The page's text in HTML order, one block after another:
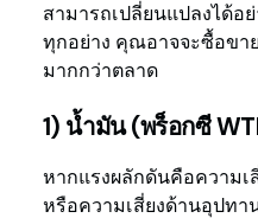
สามารถเปลี่ยนแปลงได้อ
ทุกอย่าง คุณอาจจะซื้อขา
มากกว่าตลาด
1) น้ำมัน (พร็อกซี
หากแรงผลักดันคือความเ
หรือความเสี่ยงด้านอุปทา